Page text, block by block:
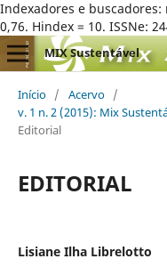
Indexadores e buscadores:
0,76. Hindex = 10. ISSNe:
MIX Sustentável
Início / Acervo /
v. 1 n. 2 (2015): Mix
Editorial
EDITORIAL
Lisiane Ilha Librelotto